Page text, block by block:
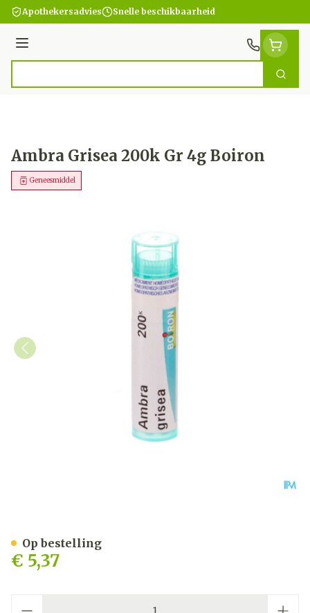
Ga naar de inhoud
Apothekersadvies Snelle beschikbaarheid
Menu
Zoek
Ambra Grisea 200k Gr 4g Boiron
Geneesmiddel
€ 5,37
Op bestelling